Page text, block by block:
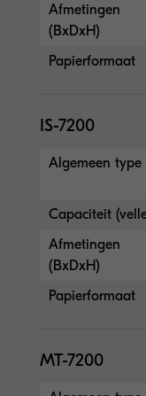
Afmetingen
(BxDxH)
Papierformaat
IS-7200
Algemeen type
Capaciteit
Afmetingen
(BxDxH)
Papierformaat
MT-7200